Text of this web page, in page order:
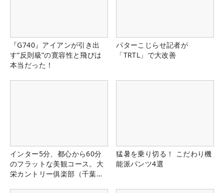
『G740』アイアンが引き出
す“反則級”の寛容性と飛びは
本当だった！
パターこじらせ記者が
「TRTL」で大改善
インター5分、都心から60分
のフラットな美観コース。大
栄カントリー俱楽部（千葉
猛暑を乗り切る！ こだわり機
能派パンツ4選